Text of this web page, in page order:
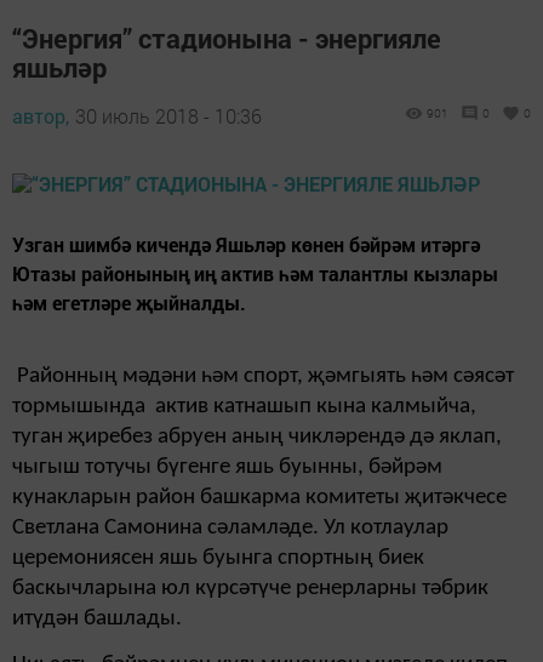
“Энергия” стадионына - энергияле
яшьләр
автор, 30 июль 2018 - 10:36 901 0 0
Узган шимбә кичендә Яшьләр көнен бәйрәм итәргә
Ютазы районының иң актив һәм талантлы кызлары
һәм егетләре җыйналды.
Районның мәдәни һәм спорт, җәмгыять һәм сәясәт
тормышында актив катнашып кына калмыйча,
туган җиребез абруен аның чикләрендә дә яклап,
чыгыш тотучы бүгенге яшь буынны, бәйрәм
кунакларын район башкарма комитеты җитәкчесе
Светлана Самонина сәламләде. Ул котлаулар
церемониясен яшь буынга спортның биек
баскычларына юл күрсәтүче ренерларны тәбрик
итүдән башлады.